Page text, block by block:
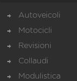
Autoveicoli
Motocicli
Revisioni
Collaudi
Modulistica